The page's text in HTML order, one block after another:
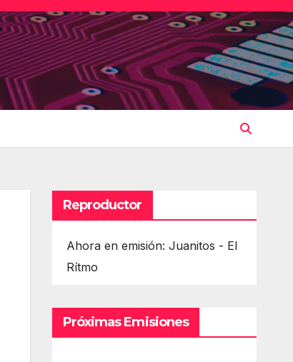
Reproductor
Ahora en emisión: Juanitos - El
Rítmo
Próximas Emisiones